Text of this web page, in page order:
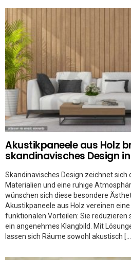
Akustikpaneele aus Holz
skandinavisches Design
Skandinavisches Design zeichnet sich
Materialien und eine ruhige
wünschen sich diese besondere
Akustikpaneele aus Holz vereinen
funktionalen Vorteilen: Sie reduzieren
ein angenehmes Klangbild. Mit
lassen sich Räume sowohl akustisch […]